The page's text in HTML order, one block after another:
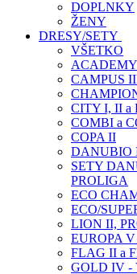
DOPLNKY
ŽENY
DRESY/SETY
VŠETKO
CAMPUS
CITY I, II a
COMBI a
COPA II
DANUBIO
SETY
PROLIGA
ECO
ECO/
LION II,
EUROPA
FLAG II a
GOLD IV -